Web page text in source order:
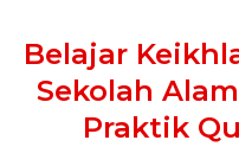
Belajar
Sekolah
Praktik